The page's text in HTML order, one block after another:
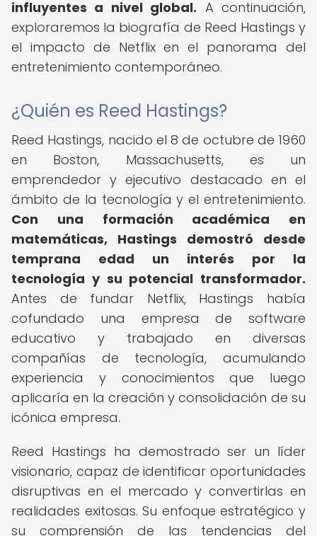
influyentes a nivel global. A continuación,
exploraremos la biografía de Reed Hastings y
el impacto de Netflix en el panorama del
entretenimiento contemporáneo.
¿Quién es Reed Hastings?
Reed Hastings, nacido el 8 de octubre de 1960
en Boston, Massachusetts, es un
emprendedor y ejecutivo destacado en el
ámbito de la tecnología y el entretenimiento.
Con una formación académica en
matemáticas, Hastings demostró desde
temprana edad un interés por la
tecnología y su potencial transformador.
Antes de fundar Netflix, Hastings había
cofundado una empresa de software
educativo y trabajado en diversas
compañías de tecnología, acumulando
experiencia y conocimientos que luego
aplicaría en la creación y consolidación de su
icónica empresa.
Reed Hastings ha demostrado ser un líder
visionario, capaz de identificar oportunidades
disruptivas en el mercado y convertirlas en
realidades exitosas. Su enfoque estratégico y
su comprensión de las tendencias del